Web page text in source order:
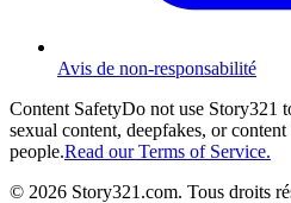
Avis de non-responsabilité
Content SafetyDo not use Story321
sexual content, deepfakes, or
people.Read our Terms of Service.
© 2026 Story321.com. Tous droits